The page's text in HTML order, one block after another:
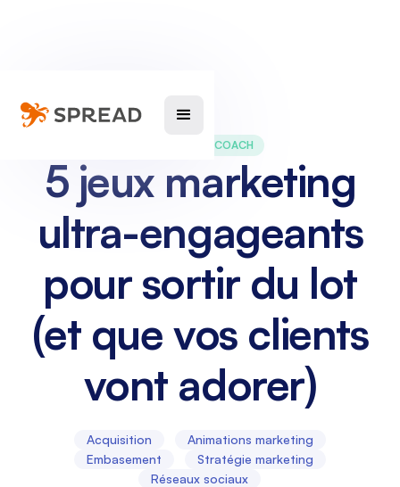
MARKETING COACH
5 jeux marketing
ultra-engageants
pour sortir du lot
(et que vos clients
vont adorer)
Acquisition
Animations marketing
Embasement
Stratégie marketing
Réseaux sociaux